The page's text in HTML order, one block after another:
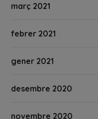
març 2021
febrer 2021
gener 2021
desembre 2020
novembre 2020